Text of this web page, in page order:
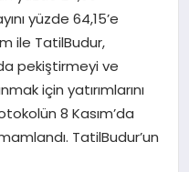
yüzde 64,15’e
ile TatilBudur,
pekiştirmeyi ve
için yatırımlarını
8 Kasım’da
TatilBudur’un